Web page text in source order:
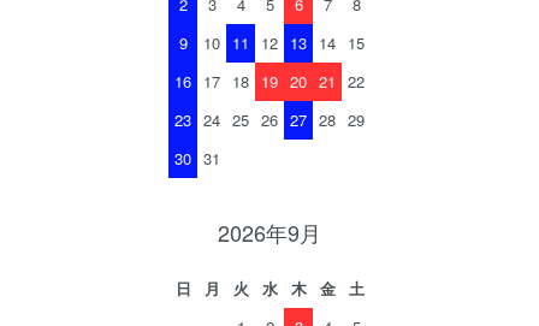
9
10 11 12 13 14 15
16 17 18 19 20 21
22
23 24 25 26 27 28 29
30 31
2026年9月
日 月 火 水 木 金
土